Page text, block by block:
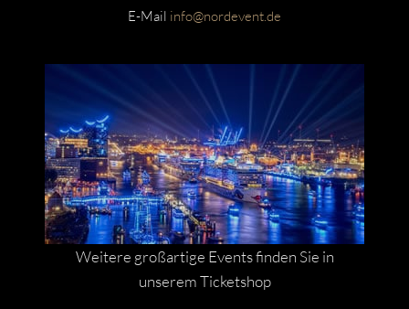
E-Mail info@nordevent.de
Weitere großartige Events finden Sie in
unserem Ticketshop